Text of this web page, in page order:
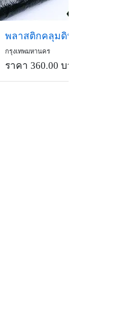
กรุงเทพมหานคร
ราคา 360.00 บาท